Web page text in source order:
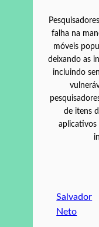
falha na
móveis
deixando as
incluindo
de itens
aplicativos
Salvador
Neto